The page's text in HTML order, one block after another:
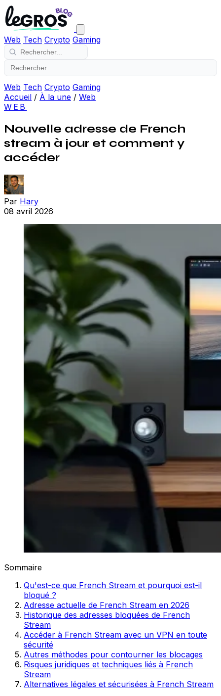
Web Tech Crypto Gaming
Web Tech Crypto Gaming
Accueil / À la une / Web
WEB
Nouvelle adresse de French
stream à jour et comment y
accéder
Par Hary
08 avril 2026
Sommaire
Qu'est-ce que French Stream et pourquoi est-il
bloqué ?
Adresse actuelle de French Stream en 2026
Historique des adresses bloquées de French
Stream
Accéder à French Stream avec un VPN en toute
sécurité
Autres méthodes pour contourner les blocages
Risques juridiques et techniques liés à French
Stream
Alternatives légales et sécurisées à French Stream